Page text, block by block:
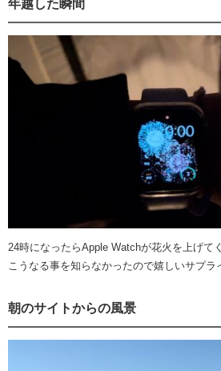
年越した瞬間
24時になったらApple Watchが花火を上げて
こうなる事を知らなかったので嬉しいサプラ
朝のサイトからの風景